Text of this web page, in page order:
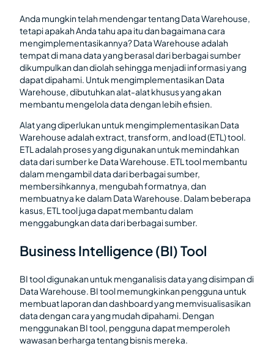
Anda mungkin telah mendengar tentang Data Warehouse,
tetapi apakah Anda tahu apa itu dan bagaimana cara
mengimplementasikannya? Data Warehouse adalah
tempat di mana data yang berasal dari berbagai sumber
dikumpulkan dan diolah sehingga menjadi informasi yang
dapat dipahami. Untuk mengimplementasikan Data
Warehouse, dibutuhkan alat-alat khusus yang akan
membantu mengelola data dengan lebih efisien.
Alat yang diperlukan untuk mengimplementasikan Data
Warehouse adalah extract, transform, and load (ETL) tool.
ETL adalah proses yang digunakan untuk memindahkan
data dari sumber ke Data Warehouse. ETL tool membantu
dalam mengambil data dari berbagai sumber,
membersihkannya, mengubah formatnya, dan
membuatnya ke dalam Data Warehouse. Dalam beberapa
kasus, ETL tool juga dapat membantu dalam
menggabungkan data dari berbagai sumber.
Business Intelligence (BI) Tool
BI tool digunakan untuk menganalisis data yang disimpan di
Data Warehouse. BI tool memungkinkan pengguna untuk
membuat laporan dan dashboard yang memvisualisasikan
data dengan cara yang mudah dipahami. Dengan
menggunakan BI tool, pengguna dapat memperoleh
wawasan berharga tentang bisnis mereka.